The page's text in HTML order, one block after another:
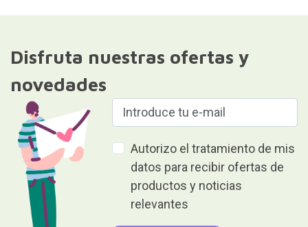
Disfruta nuestras ofertas y
novedades
Autorizo el tratamiento de mis
datos para recibir ofertas de
productos y noticias
relevantes